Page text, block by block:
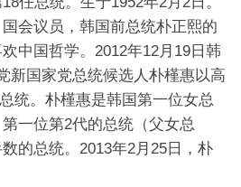
会议员，韩国前总统朴正熙的
中国哲学。2012年12月19日韩
新国家党总统候选人朴槿惠以高
统。朴槿惠是韩国第一位女总
一位第2代的总统（父女总
的总统。2013年2月25日，朴